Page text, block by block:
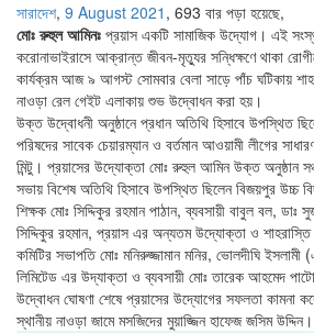
সারাদেশ, 9 August 2021 , 693 বার পড়া হয়েছে,
মোঃ রুহুল আমিনঃ প্রয়াস একটি সামাজিক উদ্যোগ। এই
করোনাভাইরাসে আক্রান্ত জীবন-মৃত্যুর সন্ধিক্ষণে থাকা
কার্যক্রম আজ ৯ আগস্ট সোমবার বেলা সাড়ে পাঁচ ঘটিকায়
নাওড়া রেল গেইট এলাকায় শুভ উদ্বোধন করা হয়।
উক্ত উদ্বোধনী অনুষ্ঠানে প্রধান অতিথি হিসাবে উপস্থিত
পরিষদের সাবেক চেয়ারম্যান ও বর্তমান আওয়ামী লীগের
মিন্টু। প্রয়াসের উদ্যোক্তা মোঃ রুহুল আমিন উক্ত অনুষ্ঠান
সভায় বিশেষ অতিথি হিসাবে উপস্থিত ছিলেন বিজয়পুর উচ্চ
শিক্ষক মোঃ সিদ্দিকুর রহমান পাঠান, ব্যবসায়ী বাবুল বল, ডাঃ
সিদ্দিকুর রহমান, প্রয়াস এর অন্যতম উদ্যোক্তা ও শাহরাস্তি
কমিটির সভাপতি মোঃ মনিরুজ্জামান মনির, ভোলদীঘি ইসলামী
লিমিটেড এর উদ্যাক্তা ও ব্যবসায়ী মোঃ তারেক আহমেদ
উদ্বোধন ঘোষণা শেষে প্রয়াসের উদ্যোগের সফলতা কামনা
স্থানীয় নাওড়া জামে মসজিদের মুয়াজ্জিন হাফেজ জসিম উদ্দিন।